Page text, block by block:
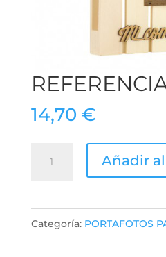
14,70 €
REFERENCIA
cantidad
Añadir
Categoría: PORTAFOTOS